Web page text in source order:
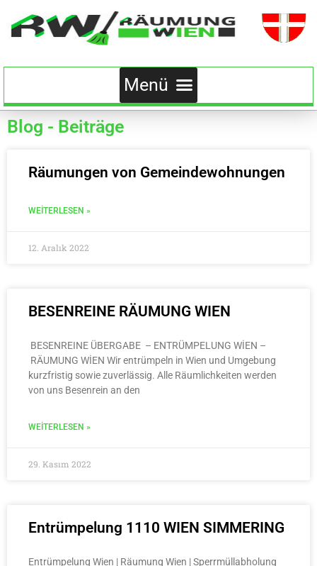
Blog - Beiträge
Räumungen von Gemeindewohnungen
WEITERLESEN »
12. Aralık 2022
BESENREINE RÄUMUNG WIEN
BESENREINE ÜBERGABE – ENTRÜMPELUNG WİEN –
RÄUMUNG WİEN Wir entrümpeln in Wien und Umgebung
kurzfristig sowie zuverlässig. Alle Räumlichkeiten werden
von uns Besenrein an den
WEITERLESEN »
29. Kasım 2022
Entrümpelung 1110 WIEN SIMMERING
Entrümpelung Wien | Räumung Wien | Sperrmüllabholung